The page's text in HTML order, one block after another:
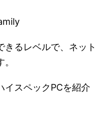
きるレベルで、ネット
イスペックPCを紹介